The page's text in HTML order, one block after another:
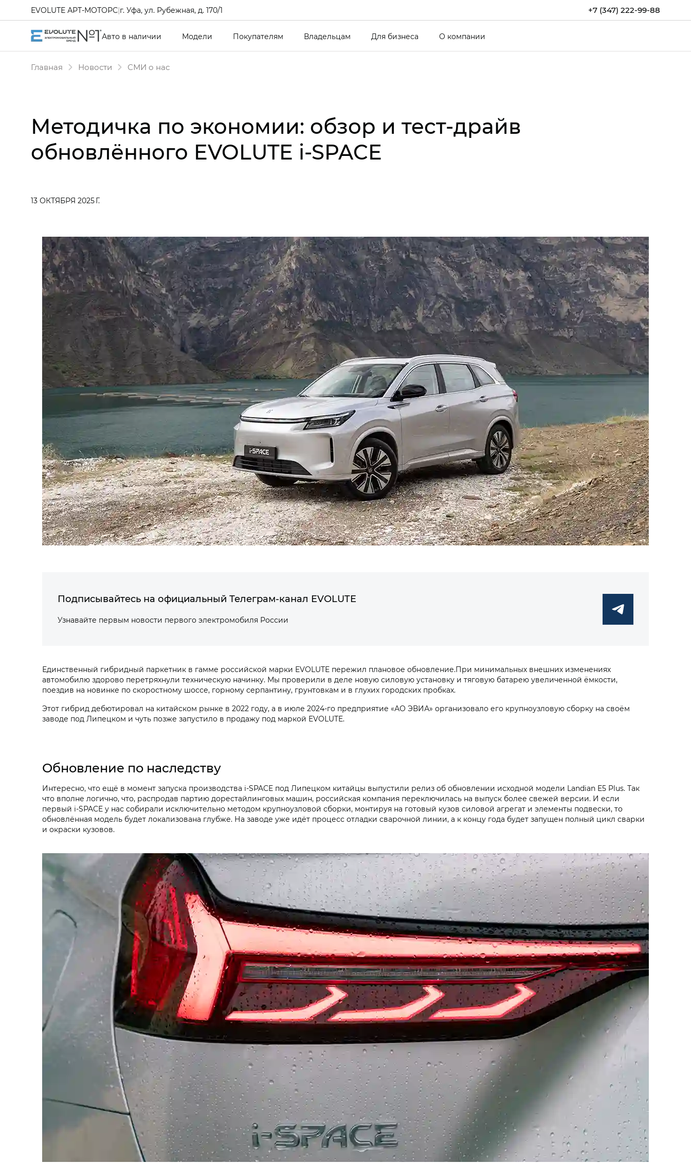
+7 (347) 222-99-88
EVOLUTE АРТ-МОТОРС|г. Уфа, ул. Рубежная, д. 170/1
Авто в наличии Модели Покупателям Владельцам Для бизнеса О компании
Главная Новости СМИ о нас
Методичка по экономии: обзор и тест-драйв
обновлённого EVOLUTE i‑SPACE
13 ОКТЯБРЯ 2025 Г.
Подписывайтесь на официальный Телеграм-канал EVOLUTE
Узнавайте первым новости первого электромобиля России
Единственный гибридный паркетник в гамме российской марки EVOLUTE пережил плановое обновление.При минимальных внешних изменениях
автомобилю здорово перетряхнули техническую начинку. Мы проверили в деле новую силовую установку и тяговую батарею увеличенной ёмкости,
поездив на новинке по скоростному шоссе, горному серпантину, грунтовкам и в глухих городских пробках.
Этот гибрид дебютировал на китайском рынке в 2022 году, а в июле 2024-го предприятие «АО ЭВИА» организовало его крупноузловую сборку на своём
заводе под Липецком и чуть позже запустило в продажу под маркой EVOLUTE.
Обновление по наследству
Интересно, что ещё в момент запуска производства i‑SPACE под Липецком китайцы выпустили релиз об обновлении исходной модели Landian E5 Plus. Так
что вполне логично, что, распродав партию дорестайлинговых машин, российская компания переключилась на выпуск более свежей версии. И если
первый i‑SPACE у нас собирали исключительно методом крупноузловой сборки, монтируя на готовый кузов силовой агрегат и элементы подвески, то
обновлённая модель будет локализована глубже. На заводе уже идёт процесс отладки сварочной линии, а к концу года будет запущен полный цикл сварки
и окраски кузовов.